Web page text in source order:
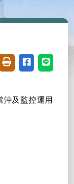
友善列印(開新視窗)
分享至臉書(
分享至
及監控運用